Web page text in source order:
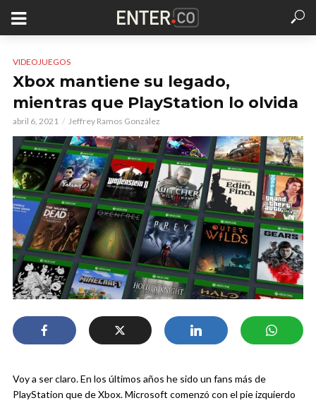
VIDEOJUEGOS
Xbox mantiene su legado,
mientras que PlayStation lo olvida
abril 6, 2021 Jeffrey Ramos González
Voy a ser claro. En los últimos años he sido un fans más de
PlayStation que de Xbox. Microsoft comenzó con el pie izquierdo